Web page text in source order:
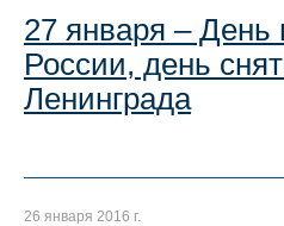
27 января – День
России, день
Ленинграда
26 января 2016 г.